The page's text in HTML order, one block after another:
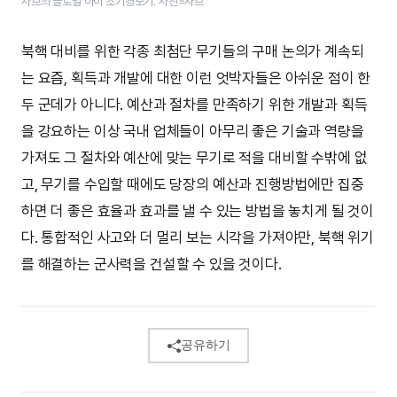
북핵 대비를 위한 각종 최첨단 무기들의 구매 논의가 계속되
는 요즘, 획득과 개발에 대한 이런 엇박자들은 아쉬운 점이 한
두 군데가 아니다. 예산과 절차를 만족하기 위한 개발과 획득
을 강요하는 이상 국내 업체들이 아무리 좋은 기술과 역량을
가져도 그 절차와 예산에 맞는 무기로 적을 대비할 수밖에 없
고, 무기를 수입할 때에도 당장의 예산과 진행방법에만 집중
하면 더 좋은 효율과 효과를 낼 수 있는 방법을 놓치게 될 것이
다. 통합적인 사고와 더 멀리 보는 시각을 가져야만, 북핵 위기
를 해결하는 군사력을 건설할 수 있을 것이다.
공유하기